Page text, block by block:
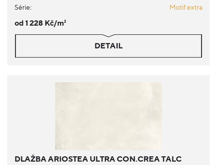
Série: Motif extra
od 1 228 Kč/m2
DETAIL
DLAŽBA ARIOSTEA ULTRA CON.CREA TALC